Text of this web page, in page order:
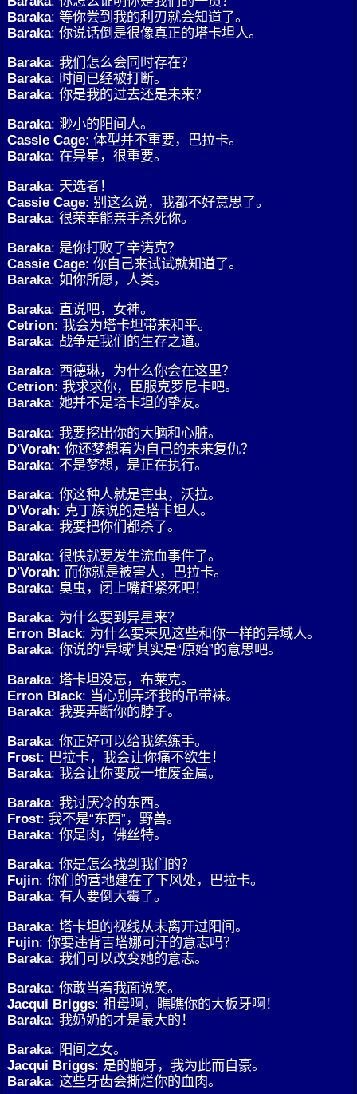
Baraka: 等你尝到我的利刃就会知道了。
Baraka: 你说话倒是很像真正的塔卡坦人。
Baraka: 我们怎么会同时存在？
Baraka: 时间已经被打断。
Baraka: 你是我的过去还是未来？
Baraka: 渺小的阳间人。
Cassie Cage: 体型并不重要，巴拉卡。
Baraka: 在异星，很重要。
Baraka: 天选者！
Cassie Cage: 别这么说，我都不好意思了。
Baraka: 很荣幸能亲手杀死你。
Baraka: 是你打败了辛诺克？
Cassie Cage: 你自己来试试就知道了。
Baraka: 如你所愿，人类。
Baraka: 直说吧，女神。
Cetrion: 我会为塔卡坦带来和平。
Baraka: 战争是我们的生存之道。
Baraka: 西德琳，为什么你会在这里？
Cetrion: 我求求你，臣服克罗尼卡吧。
Baraka: 她并不是塔卡坦的挚友。
Baraka: 我要挖出你的大脑和心脏。
D'Vorah: 你还梦想着为自己的未来复仇？
Baraka: 不是梦想，是正在执行。
Baraka: 你这种人就是害虫，沃拉。
D'Vorah: 克丁族说的是塔卡坦人。
Baraka: 我要把你们都杀了。
Baraka: 很快就要发生流血事件了。
D'Vorah: 而你就是被害人，巴拉卡。
Baraka: 臭虫，闭上嘴赶紧死吧！
Baraka: 为什么要到异星来？
Erron Black: 为什么要来见这些和你一样的异域人。
Baraka: 你说的“异域”其实是“原始”的意思吧。
Baraka: 塔卡坦没忘，布莱克。
Erron Black: 当心别弄坏我的吊带袜。
Baraka: 我要弄断你的脖子。
Baraka: 你正好可以给我练练手。
Frost: 巴拉卡，我会让你痛不欲生！
Baraka: 我会让你变成一堆废金属。
Baraka: 我讨厌冷的东西。
Frost: 我不是“东西”，野兽。
Baraka: 你是肉，佛丝特。
Baraka: 你是怎么找到我们的？
Fujin: 你们的营地建在了下风处，巴拉卡。
Baraka: 有人要倒大霉了。
Baraka: 塔卡坦的视线从未离开过阳间。
Fujin: 你要违背吉塔娜可汗的意志吗？
Baraka: 我们可以改变她的意志。
Baraka: 你敢当着我面说笑。
Jacqui Briggs: 祖母啊，瞧瞧你的大板牙啊！
Baraka: 我奶奶的才是最大的！
Baraka: 阳间之女。
Jacqui Briggs: 是的龅牙，我为此而自豪。
Baraka: 这些牙齿会撕烂你的血肉。